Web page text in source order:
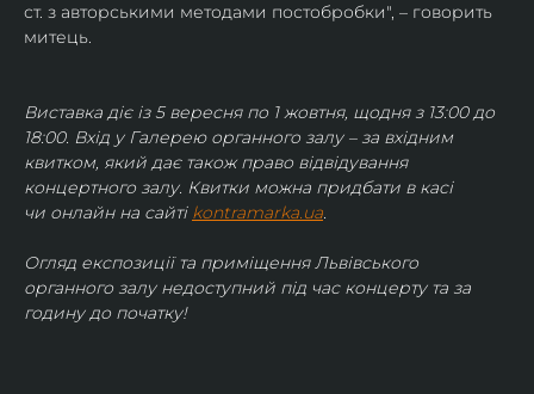
ст. з авторськими методами постобробки", – говорить
митець.
Виставка діє із 5 вересня по 1 жовтня, щодня з 13:00 до
18:00. Вхід у Галерею органного залу – за вхідним
квитком, який дає також право відвідування
концертного залу. Квитки можна придбати в касі
чи онлайн на сайті kontramarka.ua.
Огляд експозиції та приміщення Львівського
органного залу недоступний під час концерту та за
годину до початку!